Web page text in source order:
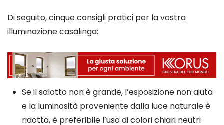
Di seguito, cinque consigli pratici per la vostra
illuminazione casalinga:
Se il salotto non è grande, l’esposizione non aiuta
e la luminosità proveniente dalla luce naturale è
ridotta, è preferibile l’uso di colori chiari neutri